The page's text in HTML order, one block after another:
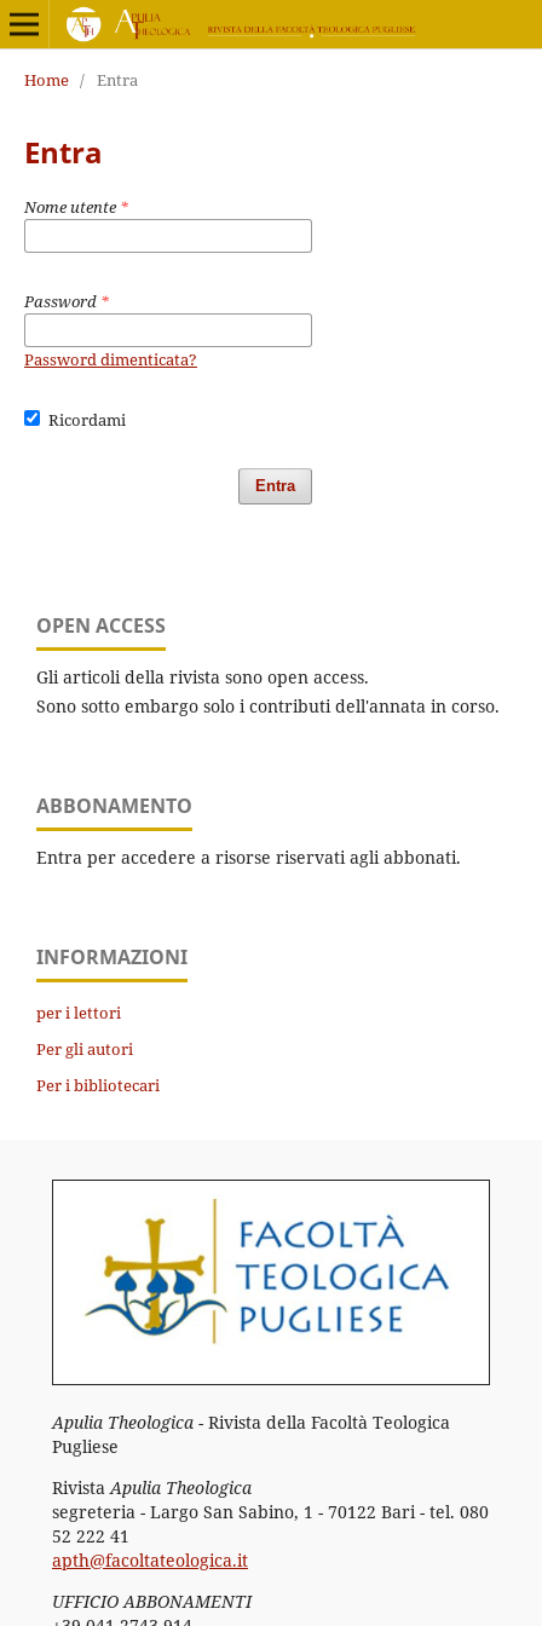
Home / Entra
Entra
Nome utente*
Password *
Password dimenticata?
Ricordami
Entra
OPEN ACCESS
Gli articoli della rivista sono open access.
Sono sotto embargo solo i contributi dell'annata in corso.
ABBONAMENTO
Entra per accedere a risorse riservati agli abbonati.
INFORMAZIONI
per i lettori
Per gli autori
Per i bibliotecari
Apulia Theologica- Rivista della Facoltà Teologica
Pugliese
RivistaApulia Theologica
segreteria - Largo San Sabino, 1 - 70122 Bari - tel. 080
52 222 41
apth@facoltateologica.it
UFFICIO ABBONAMENTI